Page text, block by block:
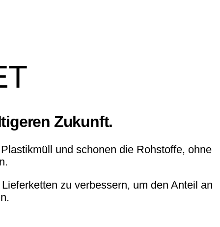
Zukunft.
und schonen die Rohstoffe, ohne
zu verbessern, um den Anteil an